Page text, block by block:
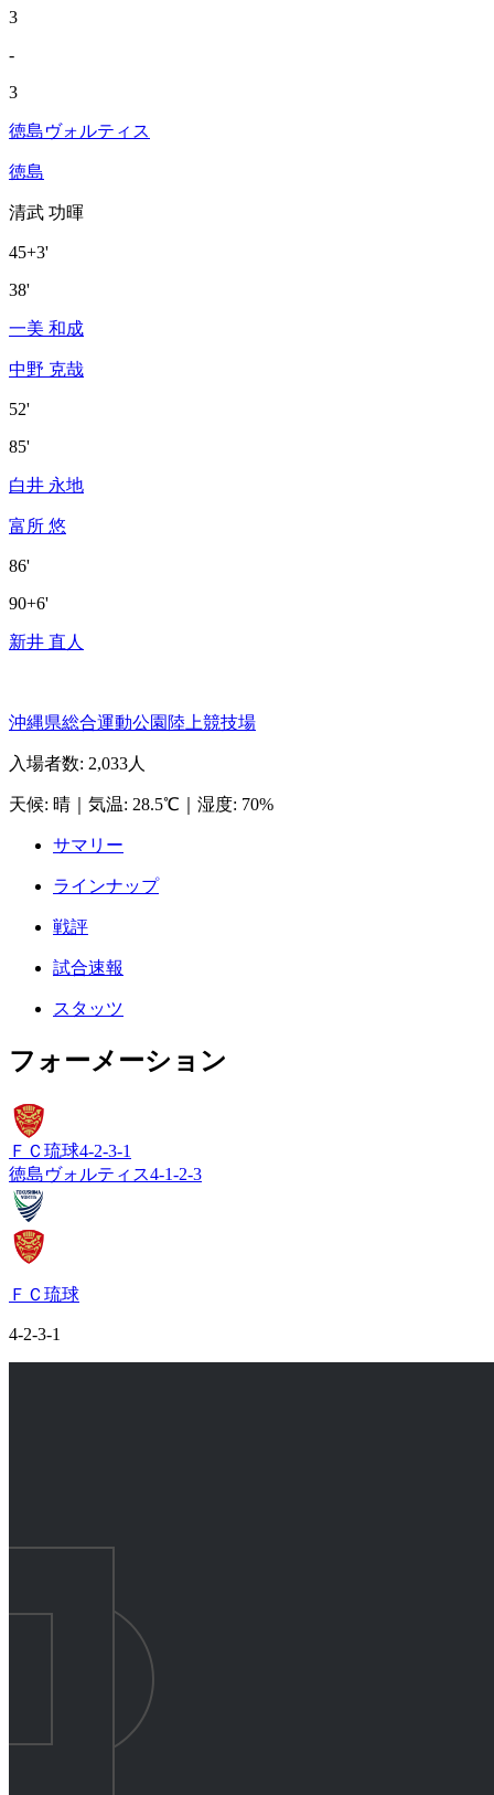
3
-
3
徳島ヴォルティス
徳島
清武 功暉
45+3'
38'
一美 和成
中野 克哉
52'
85'
白井 永地
富所 悠
86'
90+6'
新井 直人
沖縄県総合運動公園陸上競技場
入場者数: 2,033人
天候: 晴 気温: 28.5℃ 湿度: 70%
サマリー
ラインナップ
戦評
試合速報
スタッツ
フォーメーション
ＦＣ琉球4-2-3-1
徳島ヴォルティス4-1-2-3
ＦＣ琉球
4-2-3-1